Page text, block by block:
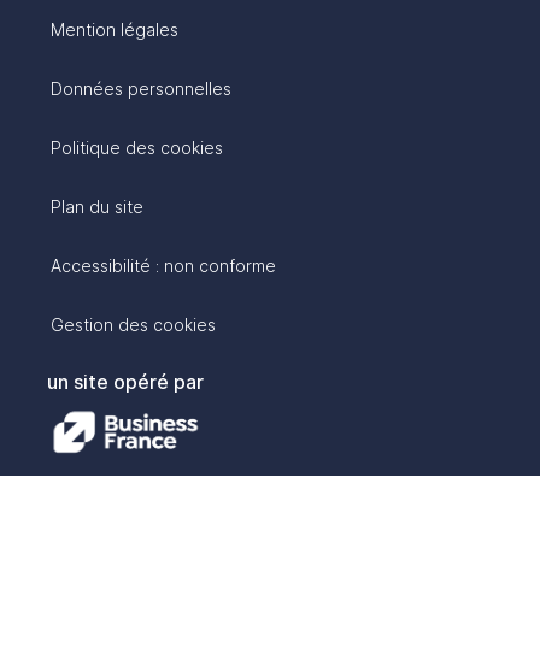
Mention légales
Données personnelles
Politique des cookies
Plan du site
Accessibilité : non conforme
Gestion des cookies
un site opéré par
avec :